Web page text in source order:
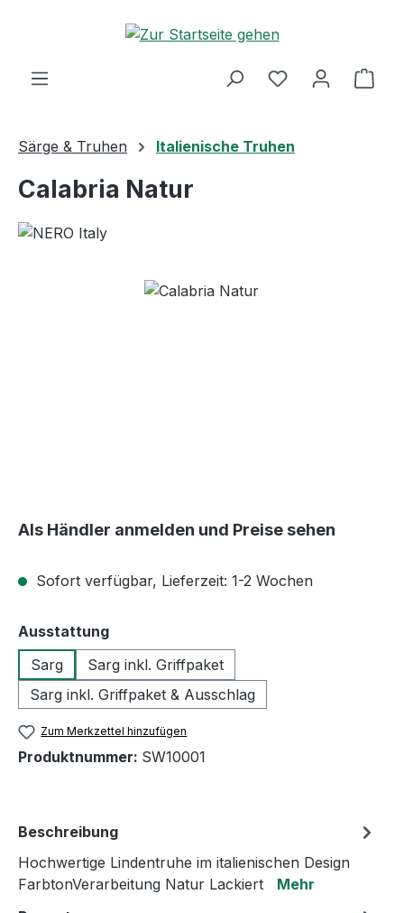
Zum Hauptinhalt springen
Särge & Truhen Italienische Truhen
Calabria Natur
Bildergalerie überspringen
Als Händler anmelden und Preise sehen
Sofort verfügbar, Lieferzeit: 1-2 Wochen
Ausstattungauswählen
Sarg
Sarg inkl. Griffpaket
Sarg inkl. Griffpaket & Ausschlag
Zum Merkzettel hinzufügen
Produktnummer: SW10001
Beschreibung
Hochwertige Lindentruhe im italienischen Design
FarbtonVerarbeitung Natur Lackiert Mehr